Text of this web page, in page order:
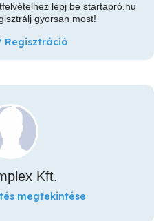
lépj be startapró.hu
gyorsan most!
Regisztráció
Kft.
megtekintése